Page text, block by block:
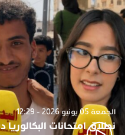
الجمعة 05 يونيو 2026 - 12:29